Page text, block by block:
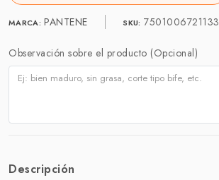
MARCA: PANTENE SKU: 7501006721133
Observación sobre el producto (Opcional)
Descripción